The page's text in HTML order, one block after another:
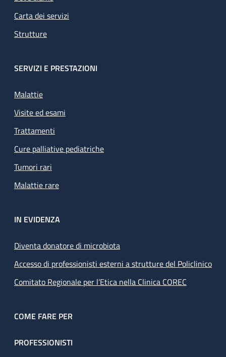
Carta dei servizi
Strutture
SERVIZI E PRESTAZIONI
Malattie
Visite ed esami
Trattamenti
Cure palliative pediatriche
Tumori rari
Malattie rare
IN EVIDENZA
Diventa donatore di microbiota
Accesso di professionisti esterni a strutture del Policlinico
Comitato Regionale per l’Etica nella Clinica COREC
COME FARE PER
PROFESSIONISTI